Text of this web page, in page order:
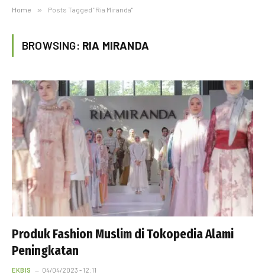
Home » Posts Tagged "Ria Miranda"
BROWSING: RIA MIRANDA
Produk Fashion Muslim di Tokopedia Alami
Peningkatan
EKBIS 04/04/2023 - 12:11